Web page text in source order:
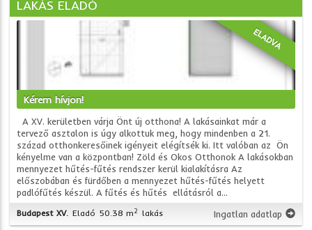
LAKÁS ELADÓ
ELADVA
Kérem hívjon!
A XV. kerületben várja Önt új otthona! A lakásainkat már a
tervező asztalon is úgy alkottuk meg, hogy mindenben a 21.
század otthonkeresőinek igényeit elégítsék ki. Itt valóban az Ön
kényelme van a központban! Zöld és Okos Otthonok A lakásokban
mennyezet hűtés-fűtés rendszer kerül kialakításra Az
előszobában és fürdőben a mennyezet hűtés-fűtés helyett
padlófűtés készül. A fűtés és hűtés ellátásról a...
Budapest XV. Eladó 50.38 m2 lakás Ingatlan adatlap